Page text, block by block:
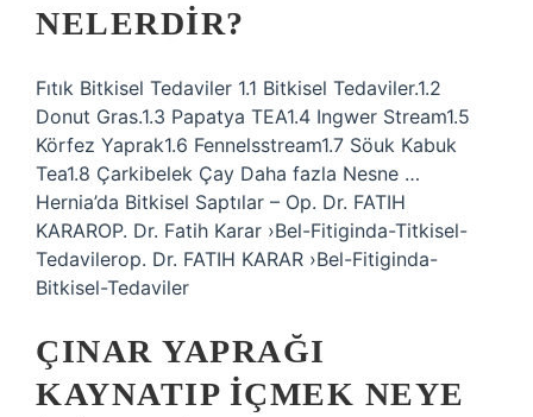
NELERDIR?
Fıtık Bitkisel Tedaviler 1.1 Bitkisel Tedaviler.1.2
Donut Gras.1.3 Papatya TEA1.4 Ingwer Stream1.5
Körfez Yaprak1.6 Fennelsstream1.7 Söuk Kabuk
Tea1.8 Çarkibelek Çay Daha fazla Nesne …
Hernia’da Bitkisel Saptılar – Op. Dr. FATIH
KARAROP. Dr. Fatih Karar ›Bel-Fitiginda-Titkisel-
Tedavilerop. Dr. FATIH KARAR ›Bel-Fitiginda-
Bitkisel-Tedaviler
ÇINAR YAPRAĞI
KAYNATIP IÇMEK NEYE